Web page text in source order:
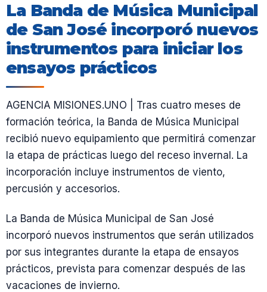
La Banda de Música Municipal
de San José incorporó nuevos
instrumentos para iniciar los
ensayos prácticos
AGENCIA MISIONES.UNO | Tras cuatro meses de
formación teórica, la Banda de Música Municipal
recibió nuevo equipamiento que permitirá comenzar
la etapa de prácticas luego del receso invernal. La
incorporación incluye instrumentos de viento,
percusión y accesorios.
La Banda de Música Municipal de San José
incorporó nuevos instrumentos que serán utilizados
por sus integrantes durante la etapa de ensayos
prácticos, prevista para comenzar después de las
vacaciones de invierno.